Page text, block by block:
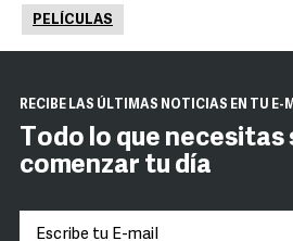
PELÍCULAS
RECIBE LAS ÚLTIMAS NOTICIAS EN TU E-
Todo lo que necesitas
comenzar tu día